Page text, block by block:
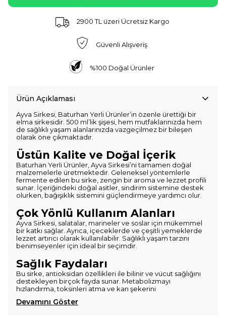
2900 TL üzeri Ücretsiz Kargo
Güvenli Alışveriş
%100 Doğal Ürünler
Ürün Açıklaması
Ayva Sirkesi, Baturhan Yerli Ürünler’in özenle ürettiği bir
elma sirkesidir. 500 ml’lik şişesi, hem mutfaklarınızda hem
de sağlıklı yaşam alanlarınızda vazgeçilmez bir bileşen
olarak öne çıkmaktadır.
Üstün Kalite ve Doğal İçerik
Baturhan Yerli Ürünler, Ayva Sirkesi’ni tamamen doğal
malzemelerle üretmektedir. Geleneksel yöntemlerle
fermente edilen bu sirke, zengin bir aroma ve lezzet profili
sunar. İçeriğindeki doğal asitler, sindirim sistemine destek
olurken, bağışıklık sistemini güçlendirmeye yardımcı olur.
Çok Yönlü Kullanım Alanları
Ayva Sirkesi, salatalar, marineler ve soslar için mükemmel
bir katkı sağlar. Ayrıca, içeceklerde ve çeşitli yemeklerde
lezzet artırıcı olarak kullanılabilir. Sağlıklı yaşam tarzını
benimseyenler için ideal bir seçimdir.
Sağlık Faydaları
Bu sirke, antioksidan özellikleri ile bilinir ve vücut sağlığını
destekleyen birçok fayda sunar. Metabolizmayı
hızlandırma, toksinleri atma ve kan şekerini
Devamını Göster